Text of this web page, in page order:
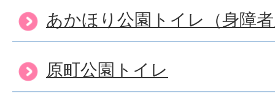
あかほり公園トイレ（身障
原町公園トイレ